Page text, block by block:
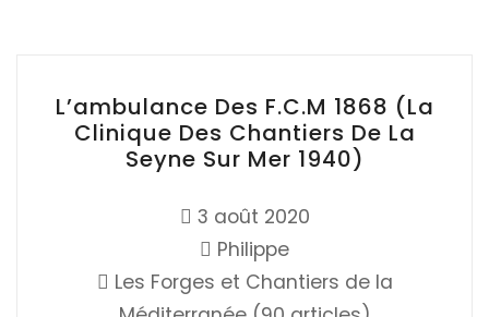
L’ambulance Des F.C.M 1868 (la
Clinique Des Chantiers De La
Seyne Sur Mer 1940)
3 août 2020
Philippe
Les Forges et Chantiers de la